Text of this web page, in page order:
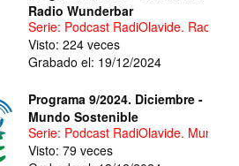
Radio Wunderbar
Serie: Podcast RadiOlavide. Radio
Visto: 224 veces
Grabado el: 19/12/2024
Programa 9/2024. Diciembre -
Mundo Sostenible
Serie: Podcast RadiOlavide. Mundo
Visto: 79 veces